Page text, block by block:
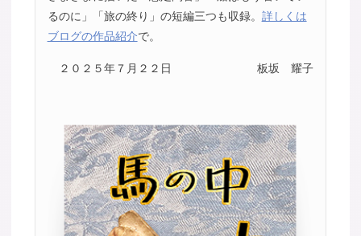
るのに」「旅の終り」の短編三つも収録。 詳しくは
ブログの作品紹介で。
２０２５年７月２２日 板坂 耀子